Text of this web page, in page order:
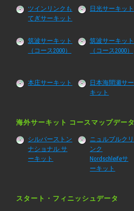
ツインリンクも
てぎサーキット
日光サーキット
筑波サーキット
（コース2000）
筑波サーキット
（コース2000）
本庄サーキット
日本海間瀬サー
キット
海外サーキット コースマップデータ
シルバーストン
ナショナル サ
ーキット
ニュルブルクリ
ンク
Nordschleifeサ
ーキット
スタート・フィニッシュデータ